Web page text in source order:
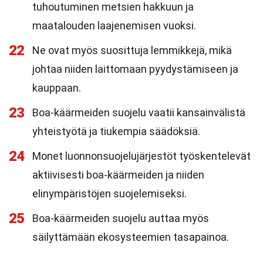
tuhoutuminen metsien hakkuun ja
maatalouden laajenemisen vuoksi.
22
Ne ovat myös suosittuja lemmikkejä, mikä
johtaa niiden laittomaan pyydystämiseen ja
kauppaan.
23
Boa-käärmeiden suojelu vaatii kansainvälistä
yhteistyötä ja tiukempia säädöksiä.
24
Monet luonnonsuojelujärjestöt työskentelevät
aktiivisesti boa-käärmeiden ja niiden
elinympäristöjen suojelemiseksi.
25
Boa-käärmeiden suojelu auttaa myös
säilyttämään ekosysteemien tasapainoa.